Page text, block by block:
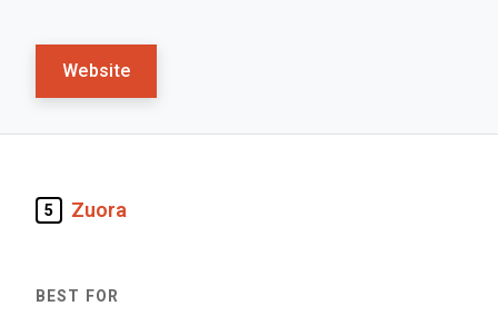
Website
5 Zuora